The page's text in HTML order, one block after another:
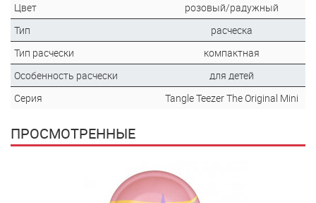
Цвет
розовый/радужный
Тип
расческа
Тип расчески
компактная
Особенность расчески
для детей
Серия
Tangle Teezer The Original Mini
ПРОСМОТРЕННЫЕ